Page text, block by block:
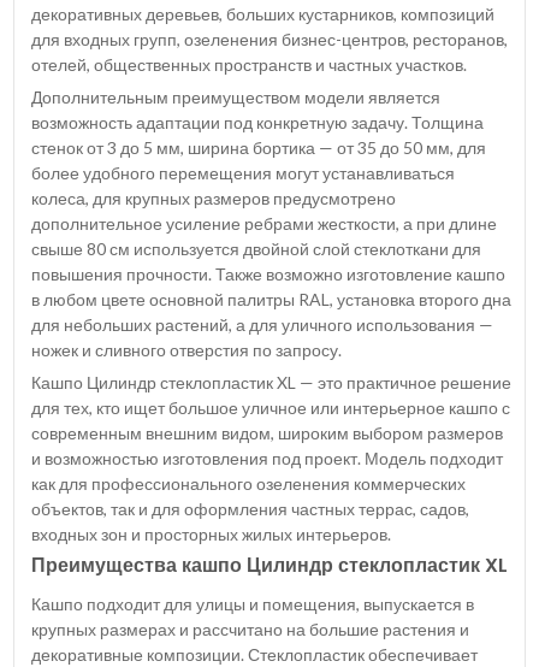
декоративных деревьев, больших кустарников, композиций
для входных групп, озеленения бизнес-центров, ресторанов,
отелей, общественных пространств и частных участков.
Дополнительным преимуществом модели является
возможность адаптации под конкретную задачу. Толщина
стенок от 3 до 5 мм, ширина бортика — от 35 до 50 мм, для
более удобного перемещения могут устанавливаться
колеса, для крупных размеров предусмотрено
дополнительное усиление ребрами жесткости, а при длине
свыше 80 см используется двойной слой стеклоткани для
повышения прочности. Также возможно изготовление кашпо
в любом цвете основной палитры RAL, установка второго дна
для небольших растений, а для уличного использования —
ножек и сливного отверстия по запросу.
Кашпо Цилиндр стеклопластик XL — это практичное решение
для тех, кто ищет большое уличное или интерьерное кашпо с
современным внешним видом, широким выбором размеров
и возможностью изготовления под проект. Модель подходит
как для профессионального озеленения коммерческих
объектов, так и для оформления частных террас, садов,
входных зон и просторных жилых интерьеров.
Преимущества кашпо Цилиндр стеклопластик XL
Кашпо подходит для улицы и помещения, выпускается в
крупных размерах и рассчитано на большие растения и
декоративные композиции. Стеклопластик обеспечивает